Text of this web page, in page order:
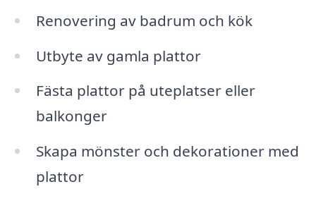
Renovering av badrum och kök
Utbyte av gamla plattor
Fästa plattor på uteplatser eller
balkonger
Skapa mönster och dekorationer med
plattor